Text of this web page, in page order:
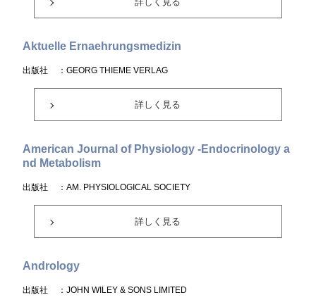
Aktuelle Ernaehrungsmedizin
出版社 ：GEORG THIEME VERLAG
詳しく見る
American Journal of Physiology -Endocrinology a
nd Metabolism
出版社 ：AM. PHYSIOLOGICAL SOCIETY
詳しく見る
Andrology
出版社 ：JOHN WILEY & SONS LIMITED